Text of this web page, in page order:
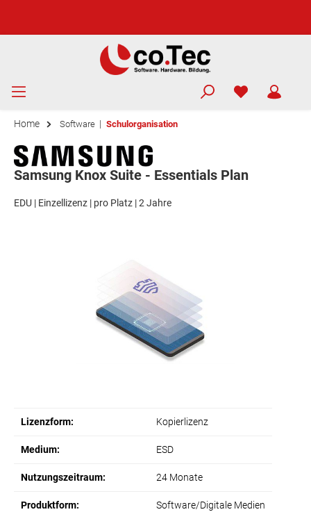
Home Software | Schulorganisation
Samsung Knox Suite - Essentials Plan
EDU | Einzellizenz | pro Platz | 2 Jahre
Lizenzform: Kopierlizenz
Medium: ESD
Nutzungszeitraum: 24 Monate
Produktform: Software/Digitale Medien